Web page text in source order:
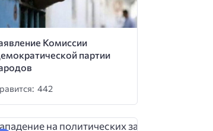
Комиссии
партии
442